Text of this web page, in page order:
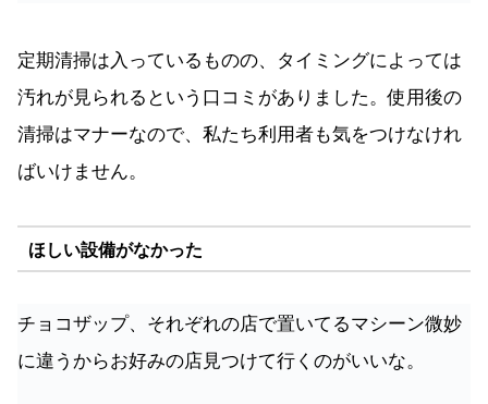
定期清掃は入っているものの、タイミングによっては
汚れが見られるという口コミがありました。使用後の
清掃はマナーなので、私たち利用者も気をつけなけれ
ばいけません。
ほしい設備がなかった
チョコザップ、それぞれの店で置いてるマシーン微妙
に違うからお好みの店見つけて行くのがいいな。